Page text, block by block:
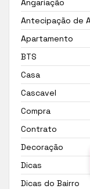
Antecipação de
Apartamento
BTS
Casa
Cascavel
Compra
Contrato
Decoração
Dicas
Dicas do Bairro